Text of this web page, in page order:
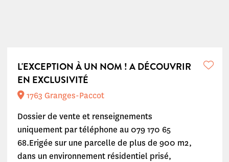
L'EXCEPTION À UN NOM ! A DÉCOUVRIR
EN EXCLUSIVITÉ
1763 Granges-Paccot
Dossier de vente et renseignements
uniquement par téléphone au 079 170 65
68.Erigée sur une parcelle de plus de 900 m2,
dans un environnement résidentiel prisé,